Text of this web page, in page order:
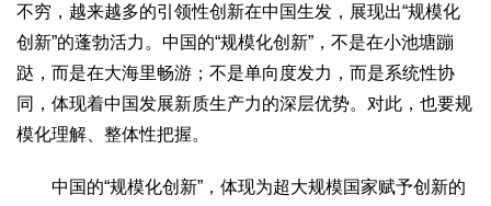
社会
社会治理 社会保障 城乡发展 民生建设
不穷，越来越多的引领性创新在中国生发，展现出“规模化
创新”的蓬勃活力。中国的“规模化创新”，不是在小池塘蹦
跶，而是在大海里畅游；不是单向度发力，而是系统性协
同，体现着中国发展新质生产力的深层优势。对此，也要规
模化理解、整体性把握。
中国的“规模化创新”，体现为超大规模国家赋予创新的